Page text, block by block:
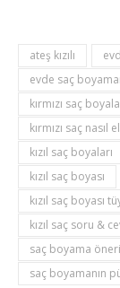
ateş kızılı
evde saç
kırmızı saç
kırmızı saç nasıl
kızıl saç boyaları
kızıl saç boyası
kızıl saç boyası
kızıl saç soru &
saç boyama
saç boyamanın